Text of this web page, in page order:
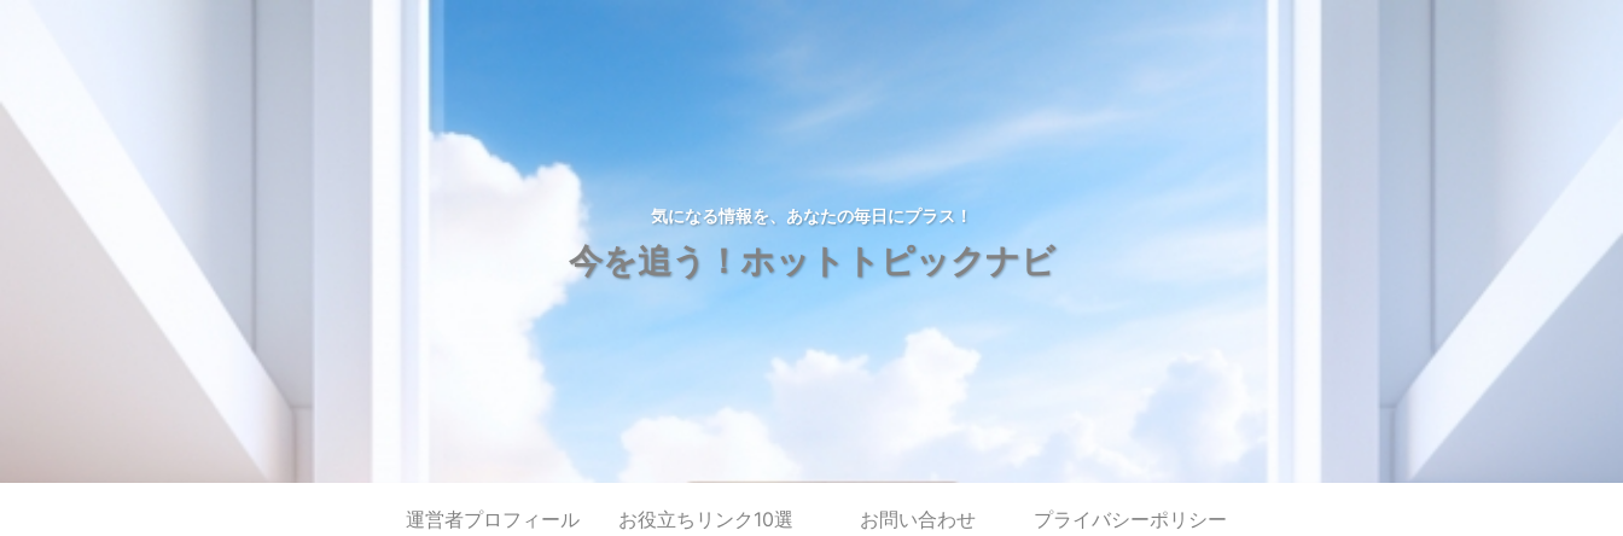
気になる情報を、あなたの毎日にプラス！
今を追う！ホットトピックナビ
運営者プロフィール お役立ちリンク10選 お問い合わせ プライバシーポリシー